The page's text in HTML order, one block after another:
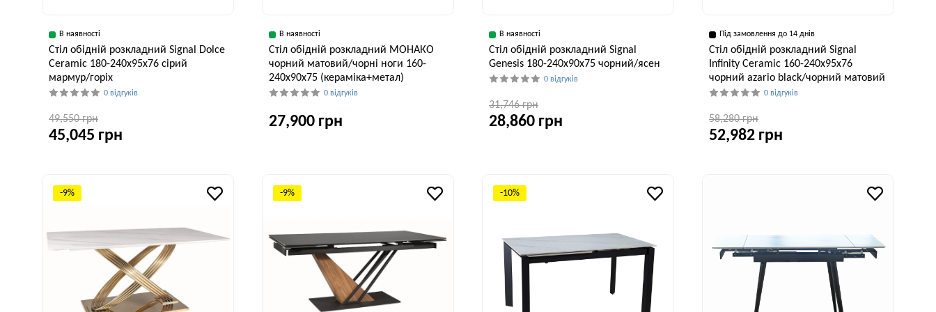
В наявності
Стіл обідній розкладний Signal Dolce
Ceramic 180-240x95x76 сірий
мармур/горіх
0 відгуків
49,550 грн
45,045 грн
95 см 76 см
В наявності
Стіл обідній розкладний МОНАКО
чорний матовий/чорні ноги 160-
240x90x75 (кераміка+метал)
0 відгуків
27,900 грн
90 см 75 см
В наявності
Стіл обідній розкладний Signal
Genesis 180-240x90x75 чорний/ясен
0 відгуків
31,746 грн
28,860 грн
Під замовлення до 14 днів
Стіл обідній розкладний Signal
Infinity Ceramic 160-240x95x76
чорний azario black/чорний матовий
0 відгуків
58,280 грн
52,982 грн
76 см
-9% -9% -10%